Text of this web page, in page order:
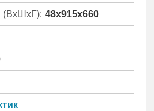
(ВхШхГ): 48x915x660